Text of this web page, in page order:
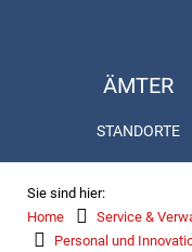
ÄMTER
STANDORTE
Sie sind hier:
Home
Service &
Personal und